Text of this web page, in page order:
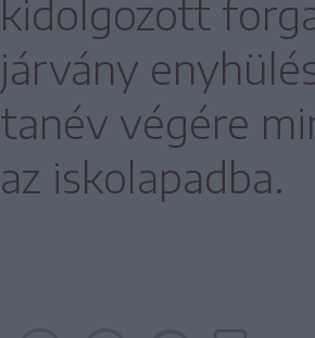
kidolgozott
járvány
tanév végére
az iskolapadba.